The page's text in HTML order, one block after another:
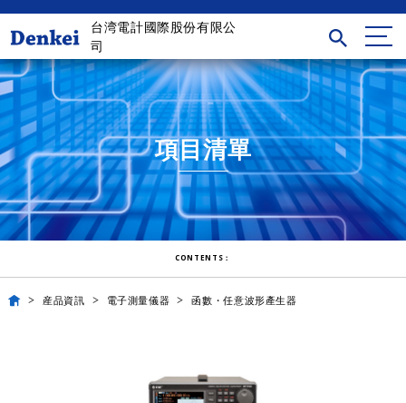
台湾電計國際股份有限公
司
項目清單
CONTENTS：
産品資訊 電子測量儀器 函數・任意波形產生器